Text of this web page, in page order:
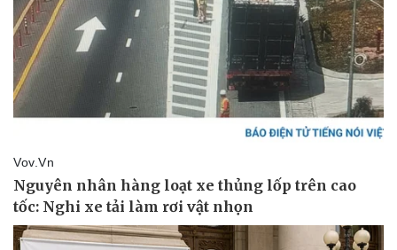
Doanh nghiệp 24h
Doanh nhân
Vì cộng đồng
Tin Công nghệ
Trải nghiệm
Chuyển đổi số